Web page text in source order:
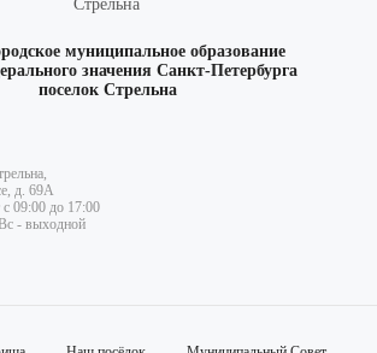
муниципальное образование
значения Санкт-Петербурга
поселок Стрельна
д. 69А
09:00 до 17:00
- выходной